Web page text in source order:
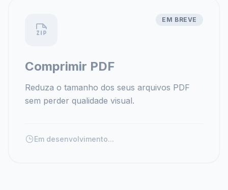
EM BREVE
Comprimir PDF
Reduza o tamanho dos seus arquivos PDF
sem perder qualidade visual.
Em desenvolvimento...